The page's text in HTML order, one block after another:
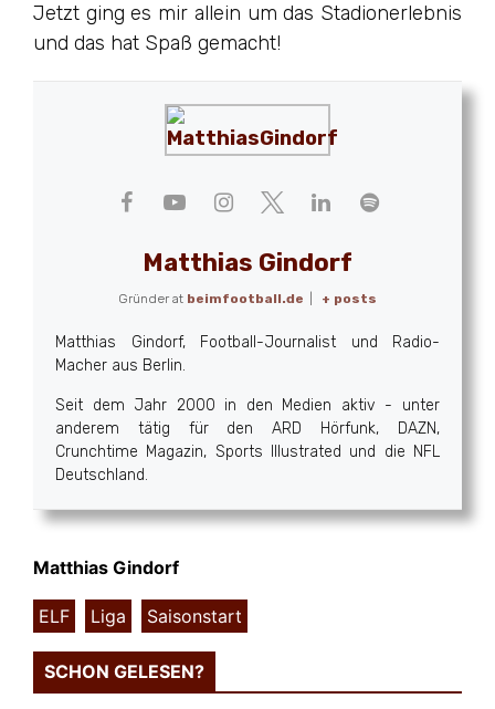
Jetzt ging es mir allein um das Stadionerlebnis
und das hat Spaß gemacht!
Matthias Gindorf
Gründer at beimfootball.de + posts
Matthias Gindorf, Football-Journalist und Radio-
Macher aus Berlin.
Seit dem Jahr 2000 in den Medien aktiv - unter
anderem tätig für den ARD Hörfunk, DAZN,
Crunchtime Magazin, Sports Illustrated und die NFL
Deutschland.
Matthias Gindorf
ELF Liga Saisonstart
SCHON GELESEN?